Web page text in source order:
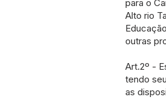
para o
Alto rio
outras
Art.2º -
tendo
as